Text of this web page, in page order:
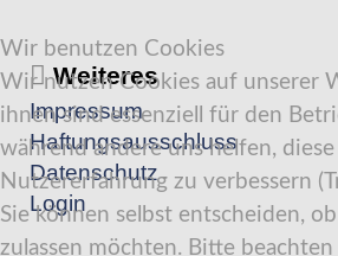
Weiteres
Impressum
Haftungsausschluss
Datenschutz
Login
Wir benutzen Cookies
Wir nutzen Cookies auf unserer
ihnen sind essenziell für den
während andere uns helfen,
Nutzererfahrung zu verbessern
Sie können selbst entscheiden,
zulassen möchten. Bitte beachten